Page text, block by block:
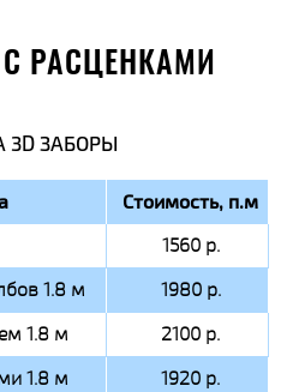
С РАСЦЕНКАМИ
3D ЗАБОРЫ
Стоимость, п.м
1560 р.
1.8 м
1980 р.
1.8 м
2100 р.
1.8 м
1920 р.